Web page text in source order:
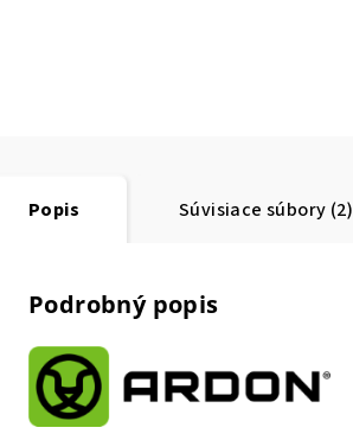
Popis Súvisiace súbory (2)
Podrobný popis